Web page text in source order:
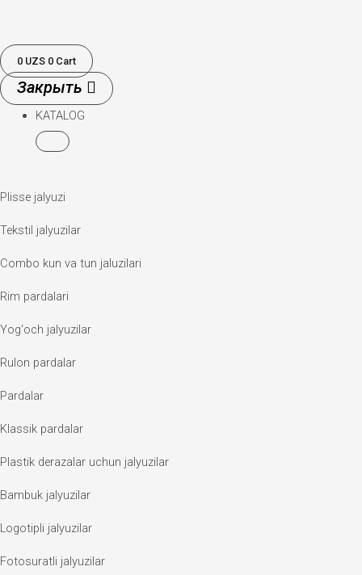
0 UZS 0 Cart
KATALOG
Plisse jalyuzi
Tekstil jalyuzilar
Combo kun va tun jaluzilari
Rim pardalari
Yog‘och jalyuzilar
Rulon pardalar
Pardalar
Klassik pardalar
Plastik derazalar uchun jalyuzilar
Bambuk jalyuzilar
Logotipli jalyuzilar
Fotosuratli jalyuzilar